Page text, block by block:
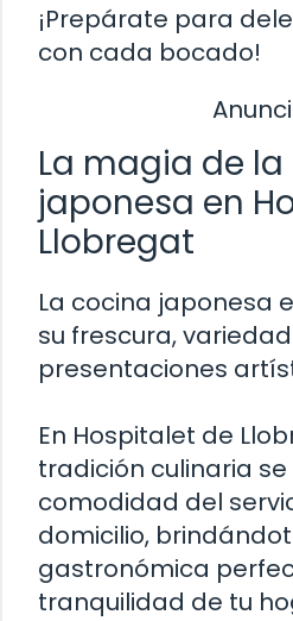
¡Prepárate para
con cada bocado!
La magia de
japonesa en
Llobregat
La cocina japonesa
su frescura,
presentaciones
En Hospitalet de
tradición culinaria
comodidad del
domicilio,
gastronómica
tranquilidad de tu